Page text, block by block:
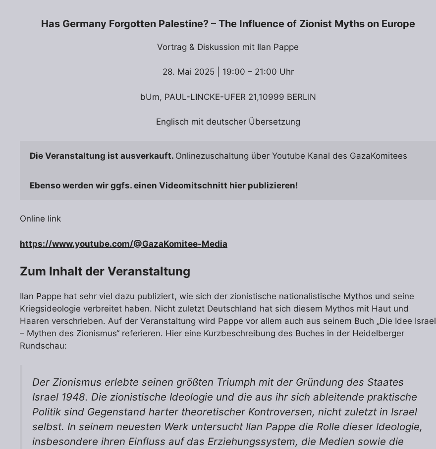
Has Germany Forgotten Palestine? – The Influence of Zionist Myths on Europe
Vortrag & Diskussion mit Ilan Pappe
28. Mai 2025 | 19:00 – 21:00 Uhr
bUm, PAUL-LINCKE-UFER 21,10999 BERLIN
Englisch mit deutscher Übersetzung
Die Veranstaltung ist ausverkauft. Onlinezuschaltung über Youtube Kanal des GazaKomitees
Ebenso werden wir ggfs. einen Videomitschnitt hier publizieren!
Online link
https://www.youtube.com/@GazaKomitee-Media
Zum Inhalt der Veranstaltung
Ilan Pappe hat sehr viel dazu publiziert, wie sich der zionistische nationalistische Mythos und seine
Kriegsideologie verbreitet haben. Nicht zuletzt Deutschland hat sich diesem Mythos mit Haut und
Haaren verschrieben. Auf der Veranstaltung wird Pappe vor allem auch aus seinem Buch „Die Idee Israel
– Mythen des Zionismus“ referieren. Hier eine Kurzbeschreibung des Buches in der Heidelberger
Rundschau:
Der Zionismus erlebte seinen größten Triumph mit der Gründung des Staates
Israel 1948. Die zionistische Ideologie und die aus ihr sich ableitende praktische
Politik sind Gegenstand harter theoretischer Kontroversen, nicht zuletzt in Israel
selbst. In seinem neuesten Werk untersucht Ilan Pappe die Rolle dieser Ideologie,
insbesondere ihren Einfluss auf das Erziehungssystem, die Medien sowie die